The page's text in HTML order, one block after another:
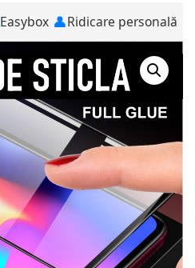
Easybox 👤Ridicare personală